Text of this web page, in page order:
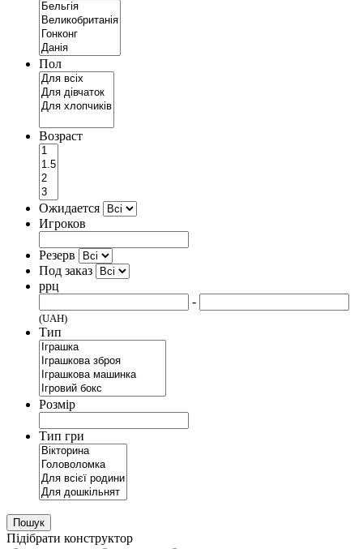
Пол
Возраст
Ожидается
Игроков
Резерв
Под заказ
ррц
-
(UAH)
Тип
Розмір
Тип гри
Пошук
Підібрати конструктор